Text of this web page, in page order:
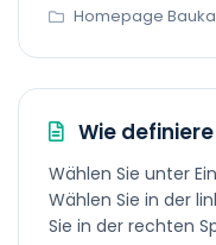
Homepage
Wie
Wählen Sie unter
Wählen Sie in der
Sie in der rechten